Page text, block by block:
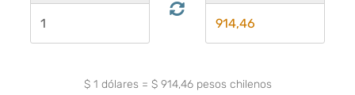
$ 1 dólares = $ 914,46pesos chilenos